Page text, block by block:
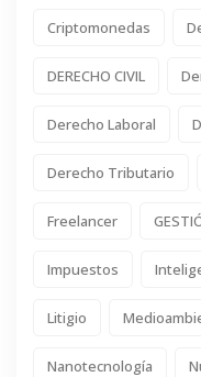
Criptomonedas
DERECHO CIVIL
Derecho Laboral
Derecho Tributario
Freelancer
Impuestos
Litigio
Nanotecnología